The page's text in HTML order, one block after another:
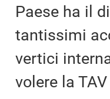
Paese ha il
tantissimi
vertici
volere la